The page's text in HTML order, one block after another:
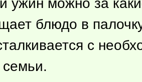
ужин можно за
блюдо в
с